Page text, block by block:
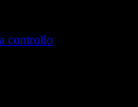
controllo